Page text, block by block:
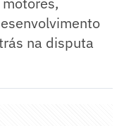
na disputa